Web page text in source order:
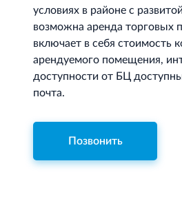
условиях в районе с
возможна аренда торговых
включает в себя стоимость
арендуемого помещения,
доступности от БЦ
почта.
Позвонить